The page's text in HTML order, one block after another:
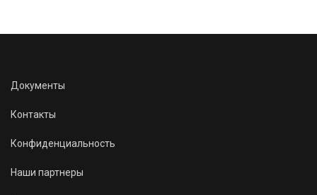
Документы
Контакты
Конфиденциальность
Наши партнеры